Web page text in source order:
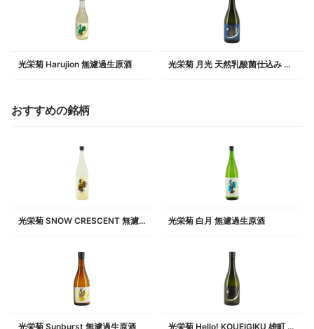
光栄菊 Harujion 無濾過生原酒 光栄菊 月光 天然乳酸菌仕込み 無濾過生原酒
おすすめの銘柄
光栄菊 SNOW CRESCENT 無濾過生原酒 うすにごり 光栄菊 白月 無濾過生原酒
光栄菊 Sunburst 無濾過生原酒 光栄菊 Hello! KOUEIGIKU 雄町 無濾過生原酒